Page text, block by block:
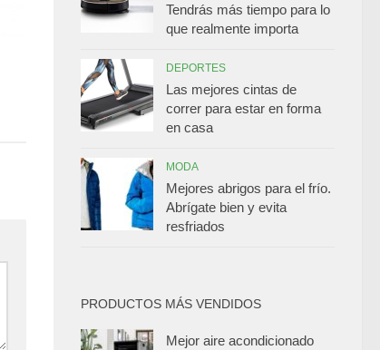
Tendrás más tiempo para lo
que realmente importa
DEPORTES
Las mejores cintas de
correr para estar en forma
en casa
MODA
Mejores abrigos para el frío.
Abrígate bien y evita
resfriados
PRODUCTOS MÁS VENDIDOS
Mejor aire acondicionado